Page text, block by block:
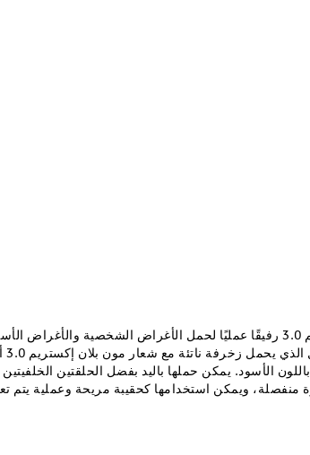
تعد الحقيبة مون بلان إكستريم 3.0 رفيقًا عمليًا لحمل الأغراض الشخصية
الجلد
منفصلة، ويمكن استخدامها كحقيبة مريحة وعملية يتم